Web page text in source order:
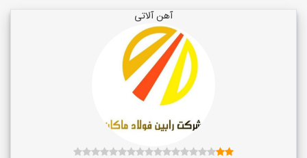
آهن آلاتی